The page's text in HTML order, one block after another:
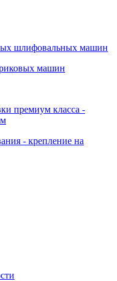
шлифовальных машин
машин
премиум класса -
- крепление на